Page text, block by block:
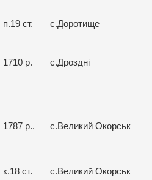
п.19 ст. с.Доротище
1710 р. с.Дроздні
1787 р.. с.Великий Окорськ
к.18 ст. с.Великий Окорськ